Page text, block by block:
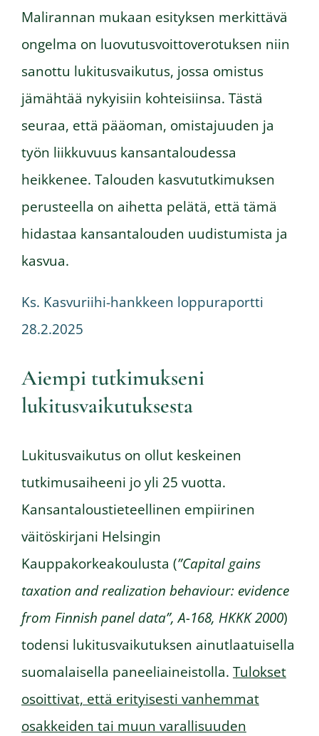
Malirannan mukaan esityksen merkittävä
ongelma on luovutusvoittoverotuksen niin
sanottu lukitusvaikutus, jossa omistus
jämähtää nykyisiin kohteisiinsa. Tästä
seuraa, että pääoman, omistajuuden ja
työn liikkuvuus kansantaloudessa
heikkenee. Talouden kasvututkimuksen
perusteella on aihetta pelätä, että tämä
hidastaa kansantalouden uudistumista ja
kasvua.
Ks. Kasvuriihi-hankkeen loppuraportti
28.2.2025
Aiempi tutkimukseni
lukitusvaikutuksesta
Lukitusvaikutus on ollut keskeinen
tutkimusaiheeni jo yli 25 vuotta.
Kansantaloustieteellinen empiirinen
väitöskirjani Helsingin
Kauppakorkeakoulusta (”Capital gains
taxation and realization behaviour: evidence
from Finnish panel data”, A-168, HKKK 2000)
todensi lukitusvaikutuksen ainutlaatuisella
suomalaisella paneeliaineistolla. Tulokset
osoittivat, että erityisesti vanhemmat
osakkeiden tai muun varallisuuden